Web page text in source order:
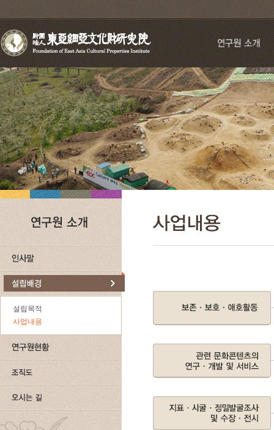
설립목적
사업내용